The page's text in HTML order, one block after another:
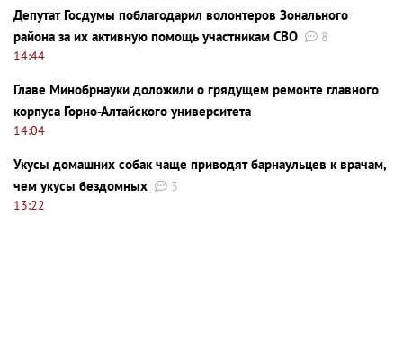
Депутат Госдумы поблагодарил волонтеров Зонального
района за их активную помощь участникам СВО
8
14:44
Главе Минобрнауки доложили о грядущем ремонте главного
корпуса Горно-Алтайского университета
14:04
Укусы домашних собак чаще приводят барнаульцев к врачам,
чем укусы бездомных
3
13:22